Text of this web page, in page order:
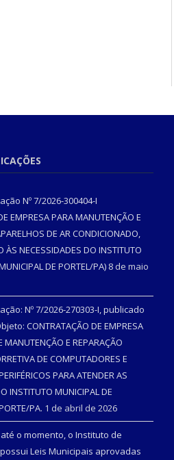
Nº 7/2026-300404-I
EMPRESA PARA MANUTENÇÃO E
DE AR CONDICIONADO,
ÀS NECESSIDADES DO INSTITUTO
DE PORTEL/PA) 8 de maio
Nº 7/2026-270303-I, publicado
CONTRATAÇÃO DE EMPRESA
MANUTENÇÃO E REPARAÇÃO
DE COMPUTADORES E
PARA ATENDER AS
INSTITUTO MUNICIPAL DE
PA. 1 de abril de 2026
o momento, o Instituto de
Leis Municipais aprovadas